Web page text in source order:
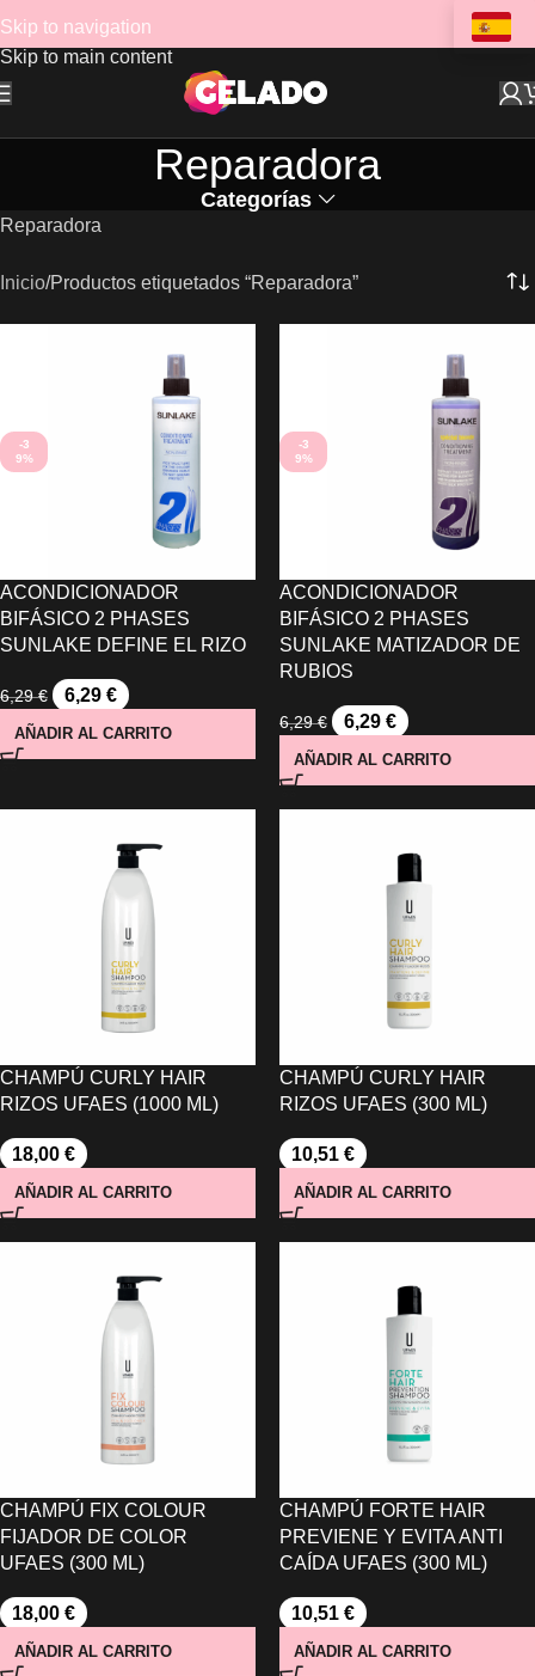
Skip to navigation
Skip to main content
Reparadora
Categorías
Reparadora
Inicio Productos etiquetados “Reparadora”
-3
9%
ACONDICIONADOR
BIFÁSICO 2 PHASES
SUNLAKE DEFINE EL RIZO
6,29€ 6,29 €
AÑADIR AL CARRITO
-3
9%
ACONDICIONADOR
BIFÁSICO 2 PHASES
SUNLAKE MATIZADOR DE
RUBIOS
6,29€ 6,29 €
AÑADIR AL CARRITO
CHAMPÚ CURLY HAIR
RIZOS UFAES (1000 ML)
18,00 €
AÑADIR AL CARRITO
CHAMPÚ CURLY HAIR
RIZOS UFAES (300 ML)
10,51 €
AÑADIR AL CARRITO
CHAMPÚ FIX COLOUR
FIJADOR DE COLOR
UFAES (300 ML)
18,00 €
AÑADIR AL CARRITO
CHAMPÚ FORTE HAIR
PREVIENE Y EVITA ANTI
CAÍDA UFAES (300 ML)
10,51 €
AÑADIR AL CARRITO